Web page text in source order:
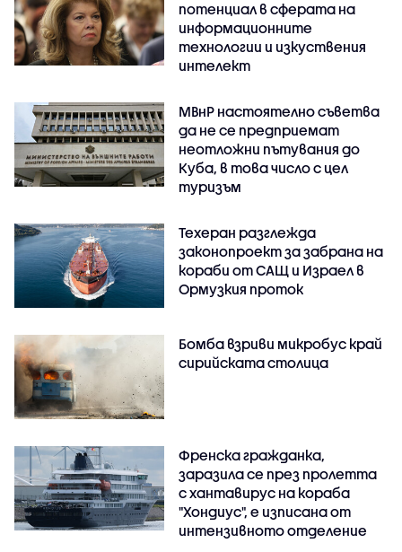
потенциал в сферата на
информационните
технологии и изкуствения
интелект
МВнР настоятелно съветва
да не се предприемат
неотложни пътувания до
Куба, в това число с цел
туризъм
Техеран разглежда
законопроект за забрана на
кораби от САЩ и Израел в
Ормузкия проток
Бомба взриви микробус край
сирийската столица
Френска гражданка,
заразила се през пролетта
с хантавирус на кораба
"Хондиус", е изписана от
интензивното отделение